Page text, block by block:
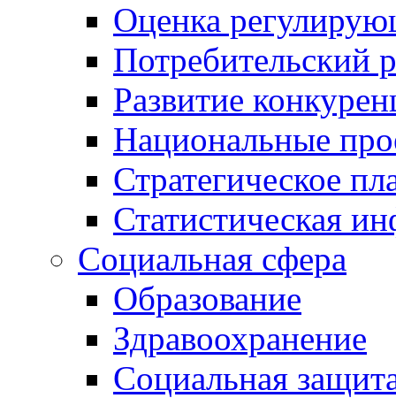
Оценка
Потребительский
Развитие
Национальные
Стратегическое
Статистическая
Социальная сфера
Образование
Здравоохранение
Социальная